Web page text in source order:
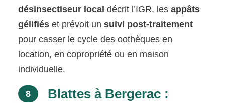
désinsectiseur local décrit l’IGR, lesappâts
gélifiés et prévoit unsuivi post-traitement
pour casser le cycle des oothèques en
location, en copropriété ou en maison
individuelle.
8
Blattes à Bergerac :